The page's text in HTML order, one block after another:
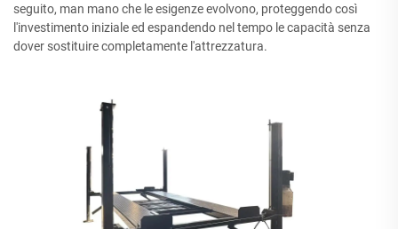
seguito, man mano che le esigenze evolvono, proteggendo così
l'investimento iniziale ed espandendo nel tempo le capacità senza
dover sostituire completamente l'attrezzatura.